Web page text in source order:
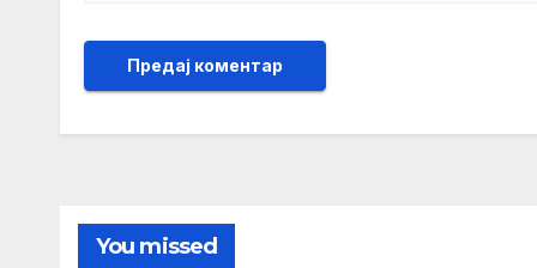
You missed